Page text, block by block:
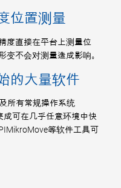
位置测量
度直接在平台上测量位
变不会对测量造成影响。
的大量软件
所有常规操作系统
成可在几乎任意环境中快
等软件工具可